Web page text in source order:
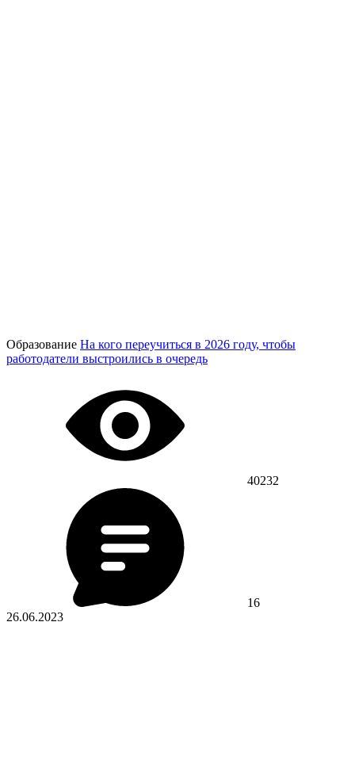
Образование На кого переучиться в 2026 году, чтобы
работодатели выстроились в очередь
40232
16
26.06.2023